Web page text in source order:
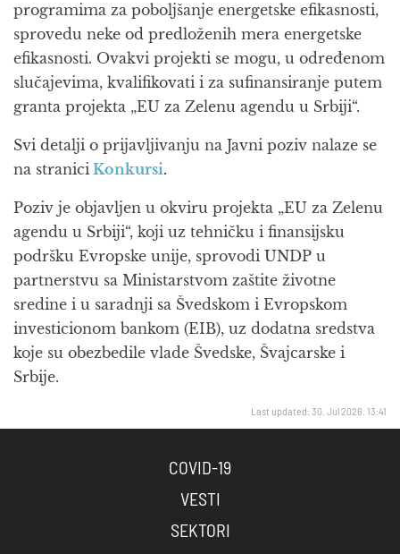
programima za poboljšanje energetske efikasnosti,
sprovedu neke od predloženih mera energetske
efikasnosti. Ovakvi projekti se mogu, u određenom
slučajevima, kvalifikovati i za sufinansiranje putem
granta projekta „EU za Zelenu agendu u Srbiji“.
Svi detalji o prijavljivanju na Javni poziv nalaze se
na stranici Konkursi.
Poziv je objavljen u okviru projekta „EU za Zelenu
agendu u Srbiji“, koji uz tehničku i finansijsku
podršku Evropske unije, sprovodi UNDP u
partnerstvu sa Ministarstvom zaštite životne
sredine i u saradnji sa Švedskom i Evropskom
investicionom bankom (EIB), uz dodatna sredstva
koje su obezbedile vlade Švedske, Švajcarske i
Srbije.
Last updated: 30. Jul 2026. 13:41
COVID-19
VESTI
SEKTORI